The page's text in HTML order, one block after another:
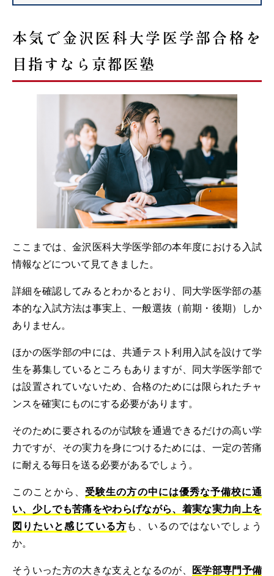
本気で金沢医科大学医学部合格を
目指すなら京都医塾
ここまでは、金沢医科大学医学部の本年度における入試
情報などについて見てきました。
詳細を確認してみるとわかるとおり、同大学医学部の基
本的な入試方法は事実上、一般選抜（前期・後期）しか
ありません。
ほかの医学部の中には、共通テスト利用入試を設けて学
生を募集しているところもありますが、同大学医学部で
は設置されていないため、合格のためには限られたチャ
ンスを確実にものにする必要があります。
そのために要されるのが試験を通過できるだけの高い学
力ですが、その実力を身につけるためには、一定の苦痛
に耐える毎日を送る必要があるでしょう。
このことから、 受験生の方の中には優秀な予備校に通
い、少しでも苦痛をやわらげながら、着実な実力向上を
図りたいと感じている方も、いるのではないでしょう
か。
そういった方の大きな支えとなるのが、 医学部専門予備